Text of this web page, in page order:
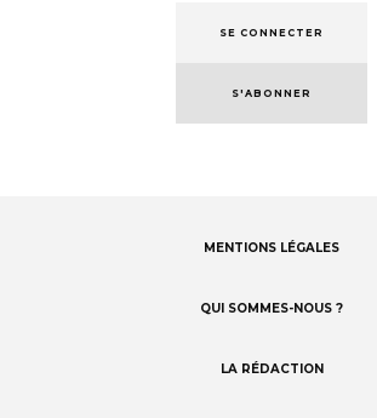
SE CONNECTER
S'ABONNER
MENTIONS LÉGALES
QUI SOMMES-NOUS ?
LA RÉDACTION